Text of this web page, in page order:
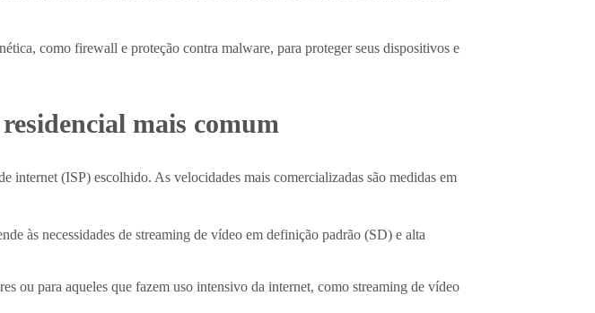
como firewall e proteção contra malware, para proteger seus dispositivos e
mais comum
internet (ISP) escolhido. As velocidades mais comercializadas são medidas em
às necessidades de streaming de vídeo em definição padrão (SD) e alta
ou para aqueles que fazem uso intensivo da internet, como streaming de vídeo